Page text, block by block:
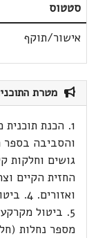
סטטוס
אישור/תוקף
מטרת
1. הכנת
גושים וחלקות